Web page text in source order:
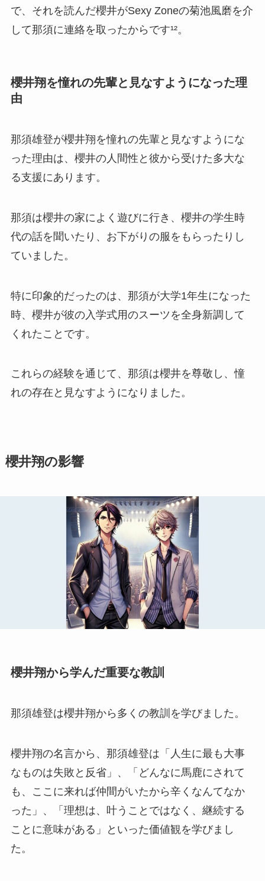
で、それを読んだ櫻井がSexy Zoneの菊池風磨を介
して那須に連絡を取ったからです¹²。
櫻井翔を憧れの先輩と見なすようになった理
由
那須雄登が櫻井翔を憧れの先輩と見なすようにな
った理由は、櫻井の人間性と彼から受けた多大な
る支援にあります。
那須は櫻井の家によく遊びに行き、櫻井の学生時
代の話を聞いたり、お下がりの服をもらったりし
ていました。
特に印象的だったのは、那須が大学1年生になった
時、櫻井が彼の入学式用のスーツを全身新調して
くれたことです。
これらの経験を通じて、那須は櫻井を尊敬し、憧
れの存在と見なすようになりました。
櫻井翔の影響
櫻井翔から学んだ重要な教訓
那須雄登は櫻井翔から多くの教訓を学びました。
櫻井翔の名言から、那須雄登は「人生に最も大事
なものは失敗と反省」、「どんなに馬鹿にされて
も、ここに来れば仲間がいたから辛くなんてなか
った」、「理想は、叶うことではなく、継続する
ことに意味がある」といった価値観を学びまし
た。